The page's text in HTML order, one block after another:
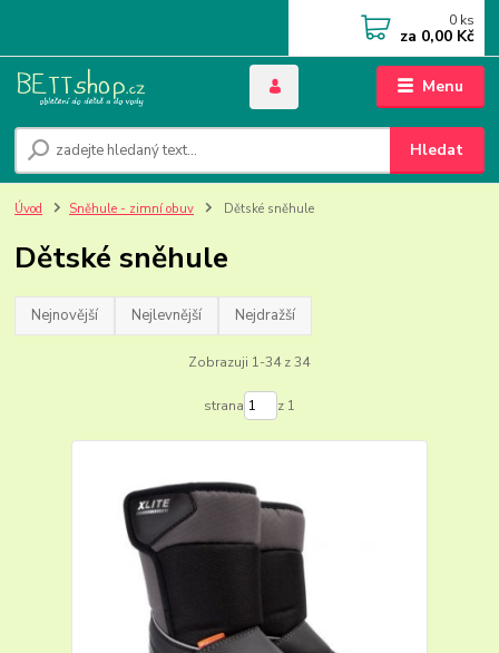
Menu
Hledat
0 ks
za 0,00 Kč
Úvod Sněhule - zimní obuv Dětské sněhule
Dětské sněhule
Nejnovější Nejlevnější Nejdražší
Zobrazuji 1-34 z 34
strana z 1